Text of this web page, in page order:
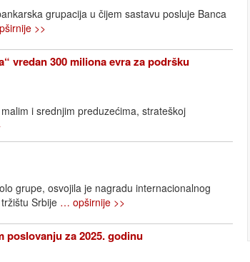
grupacija u čijem sastavu posluje Banca
>>
vredan 300 miliona evra za podršku
i srednjim preduzećima, strateškoj
grupe, osvojila je nagradu internacionalnog
Srbije … opširnije >>
poslovanju za 2025. godinu